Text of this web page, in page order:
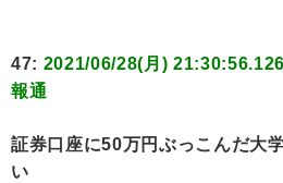
47: 2021/06/28(月)
報通
証券口座に50万円ぶっこんだ大
い